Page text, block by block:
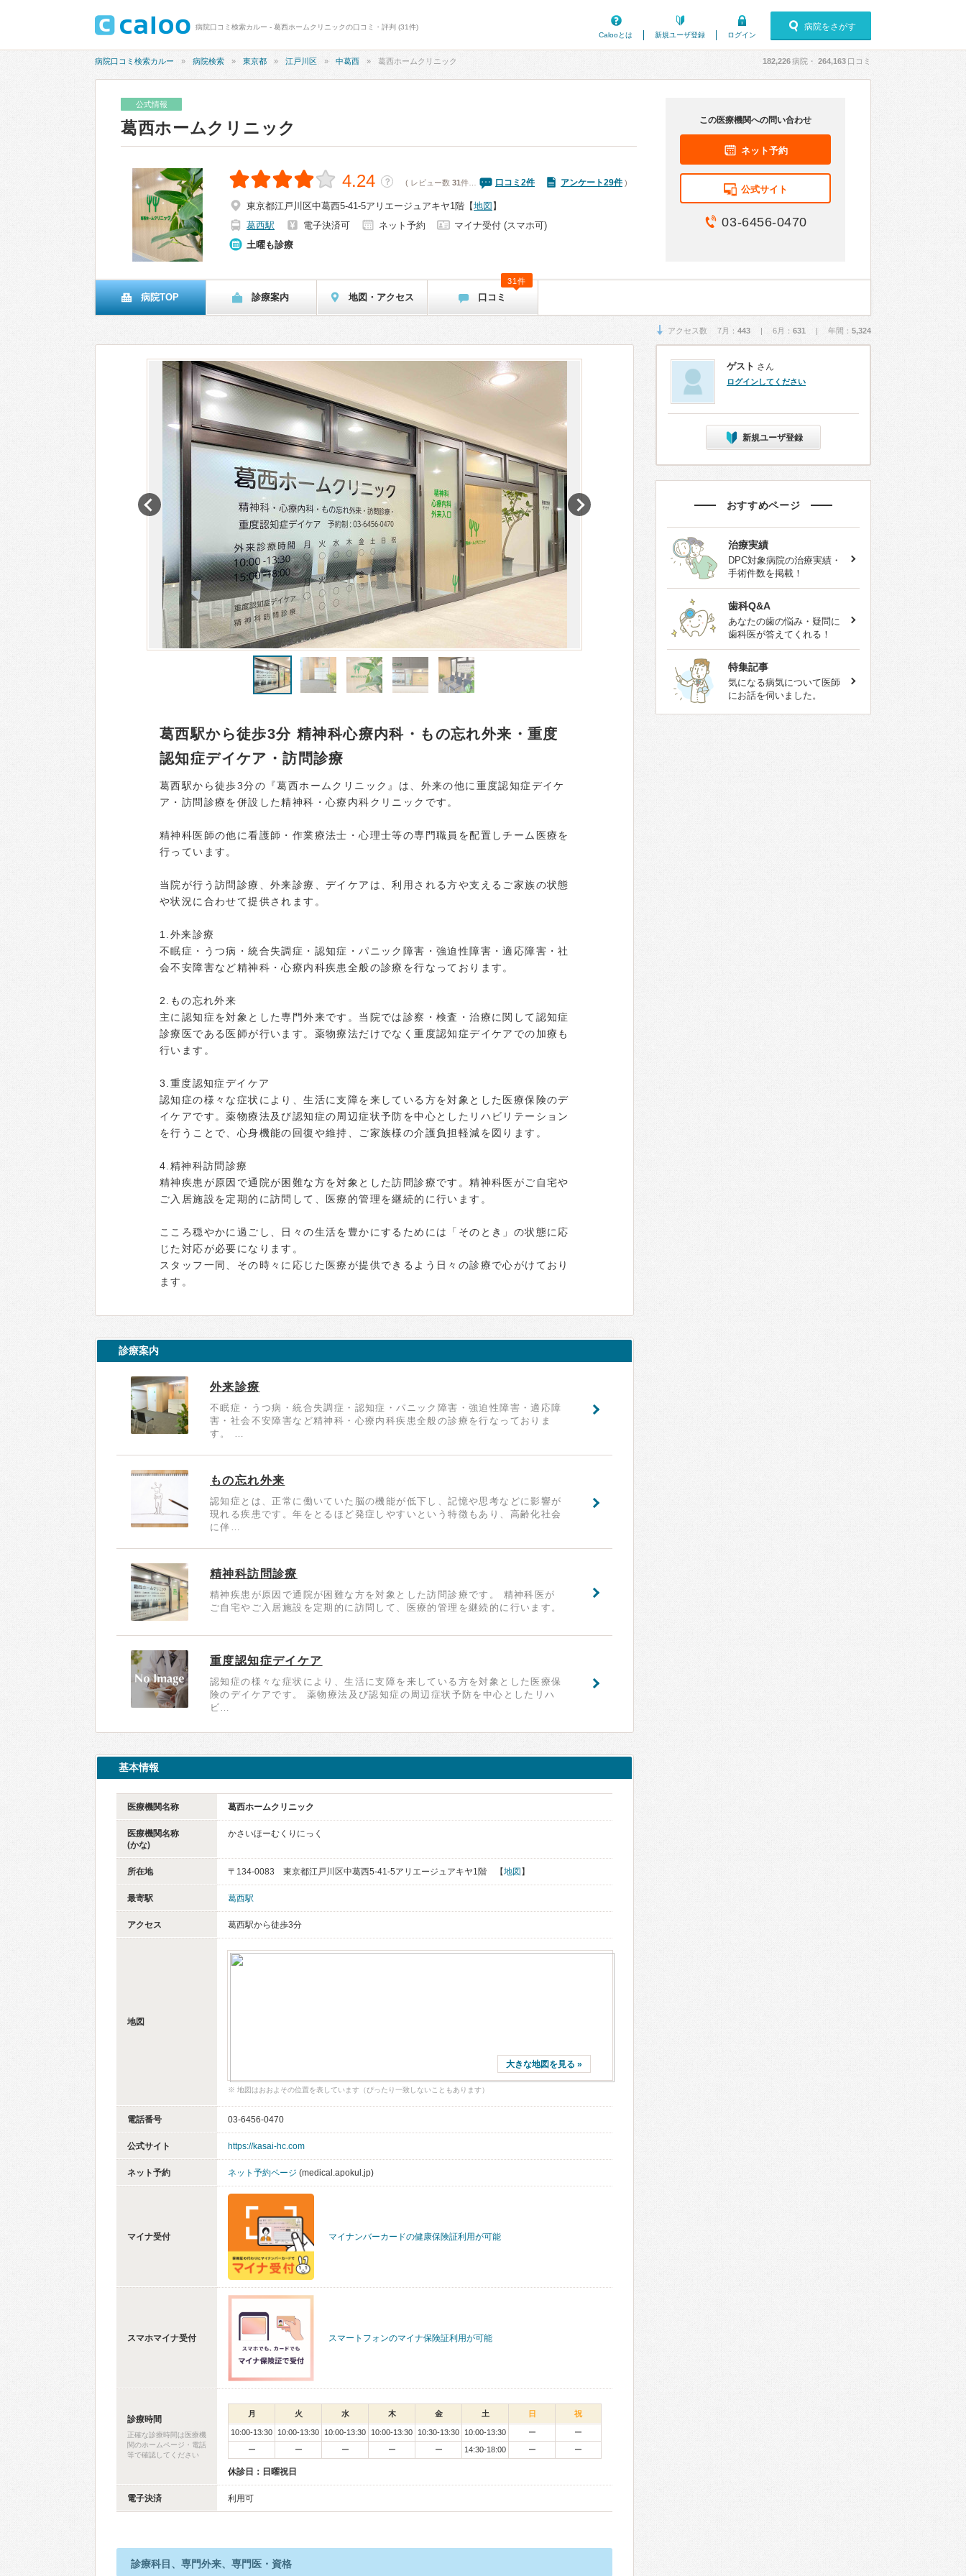
病院口コミ検索カルー - 葛西ホームクリニックの口コミ・評判 (31件)
Calooとは
新規ユーザ登録 ログイン
病院をさがす
病院口コミ検索カルー 病院検索 東京都 江戸川区 中葛西 葛西ホームクリニック 182,226病院・ 264,163 口コミ
公式情報
葛西ホームクリニック
4.24 ？ ( レビュー数 31件… 口コミ 2件 アンケート29件)
東京都江戸川区中葛西5-41-5アリエージュアキヤ1階 【地図 】
葛西駅
電子決済可 ネット予約
マイナ受付 (スマホ可)
土曜も診療
この医療機関への問い合わせ
ネット予約
公式サイト
03-6456-0470
病院TOP 診療案内 地図・アクセス 口コミ
31件
アクセス数 7月： 443 | 6月： 631 | 年間： 5,324
葛西駅から徒歩3分 精神科心療内科・もの忘れ外来・重度
認知症デイケア・訪問診療
葛西駅から徒歩3分の『葛西ホームクリニック』は、外来の他に重度認知症デイケ
ア・訪問診療を併設した精神科・心療内科クリニックです。
精神科医師の他に看護師・作業療法士・心理士等の専門職員を配置しチーム医療を
行っています。
当院が行う訪問診療、外来診療、デイケアは、利用される方や支えるご家族の状態
や状況に合わせて提供されます。
1.外来診療
不眠症・うつ病・統合失調症・認知症・パニック障害・強迫性障害・適応障害・社
会不安障害など精神科・心療内科疾患全般の診療を行なっております。
2.もの忘れ外来
主に認知症を対象とした専門外来です。当院では診察・検査・治療に関して認知症
診療医である医師が行います。薬物療法だけでなく重度認知症デイケアでの加療も
行います。
3.重度認知症デイケア
認知症の様々な症状により、生活に支障を来している方を対象とした医療保険のデ
イケアです。薬物療法及び認知症の周辺症状予防を中心としたリハビリテーション
を行うことで、心身機能の回復や維持、ご家族様の介護負担軽減を図ります。
4.精神科訪問診療
精神疾患が原因で通院が困難な方を対象とした訪問診療です。精神科医がご自宅や
ご入居施設を定期的に訪問して、医療的管理を継続的に行います。
こころ穏やかに過ごし、日々の生活を豊かにするためには「そのとき」の状態に応
じた対応が必要になります。
スタッフ一同、その時々に応じた医療が提供できるよう日々の診療で心がけており
ます。
診療案内
外来診療
不眠症・うつ病・統合失調症・認知症・パニック障害・強迫性障害・適応障
害・社会不安障害など精神科・心療内科疾患全般の診療を行なっておりま
す。 …
もの忘れ外来
認知症とは、正常に働いていた脳の機能が低下し、記憶や思考などに影響が
現れる疾患です。年をとるほど発症しやすいという特徴もあり、高齢化社会
に伴…
精神科訪問診療
精神疾患が原因で通院が困難な方を対象とした訪問診療です。 精神科医が
ご自宅やご入居施設を定期的に訪問して、医療的管理を継続的に行います。
重度認知症デイケア
認知症の様々な症状により、生活に支障を来している方を対象とした医療保
険のデイケアです。 薬物療法及び認知症の周辺症状予防を中心としたリハ
ビ…
基本情報
医療機関名称 葛西ホームクリニック
医療機関名称
(かな)
かさいほーむくりにっく
所在地 〒134-0083 東京都江戸川区中葛西5-41-5アリエージュアキヤ1階 【地図 】
最寄駅 葛西駅
アクセス 葛西駅から徒歩3分
地図
大きな地図を見る »
※ 地図はおおよその位置を表しています（ぴったり一致しないこともあります）
電話番号 03-6456-0470
公式サイト https://kasai-hc.com
ネット予約 ネット予約ページ (medical.apokul.jp)
マイナ受付 マイナンバーカードの健康保険証利用が可能
スマホマイナ受付 スマートフォンのマイナ保険証利用が可能
診療時間
正確な診療時間は医療機
関のホームページ・電話
等で確認してください
月 火 水 木 金 土 日 祝
10:00-13:30 10:00-13:30 10:00-13:30 10:00-13:30 10:30-13:30 10:00-13:30 ー
ー
ー
ー ー ー ー 14:30-18:00 ー ー
休診日：日曜祝日
電子決済 利用可
診療科目、専門外来、専門医・資格
ゲスト さん
ログインしてください
新規ユーザ登録
おすすめページ
治療実績
DPC対象病院の治療実績・
手術件数を掲載！
歯科Q&A
あなたの歯の悩み・疑問に
歯科医が答えてくれる！
特集記事
気になる病気について医師
にお話を伺いました。